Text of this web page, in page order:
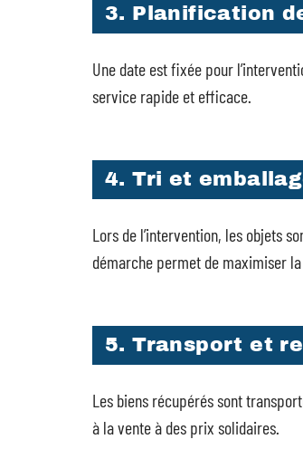
3. Planification
Une date est fixée pour
service rapide et efficace.
4. Tri et
Lors de l’intervention, les objets
démarche permet de maximiser
5. Transport et
Les biens récupérés sont
à la vente à des prix solidaires.